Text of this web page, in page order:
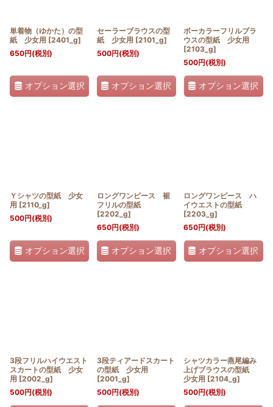
単着物（ゆかた）の型
紙 少女用 [2401_g]
650円(税別)
オプション選択
セーラーブラウスの型
紙 少女用 [2101_g]
500円(税別)
オプション選択
ボーカラーフリルブラ
ウスの型紙 少女用
[2103_g]
500円(税別)
オプション選択
Ｙシャツの型紙 少女
用 [2110_g]
500円(税別)
オプション選択
ロングワンピース 裾
フリルの型紙
[2202_g]
650円(税別)
オプション選択
ロングワンピース ハ
イウエストの型紙
[2203_g]
650円(税別)
オプション選択
3段フリルハイウエスト
スカートの型紙 少女
用 [2002_g]
500円(税別)
3段ティアードスカート
の型紙 少女用
[2001_g]
500円(税別)
シャツカラー燕尾編み
上げブラウスの型紙
少女用 [2104_g]
500円(税別)